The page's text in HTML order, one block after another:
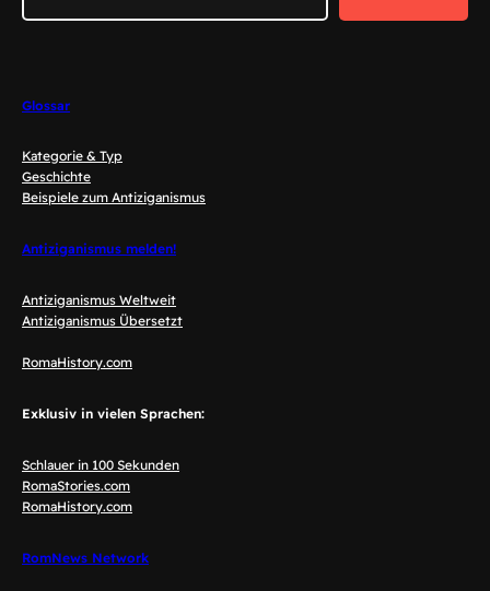
Glossar
Kategorie & Typ
Geschichte
Beispiele zum Antiziganismus
Antiziganismus melden!
Antiziganismus Weltweit
Antiziganismus Übersetzt
RomaHistory.com
Exklusiv in vielen Sprachen:
Schlauer in 100 Sekunden
RomaStories.com
RomaHistory.com
RomNews Network